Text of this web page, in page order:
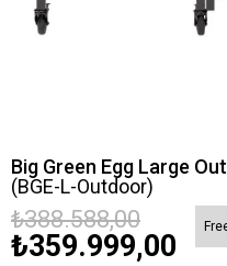
Big Green Egg Large
(BGE-L-Outdoor)
₺388.588,00
₺359.999,00